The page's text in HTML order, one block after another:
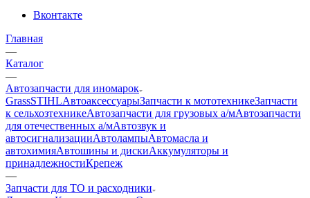
Вконтакте
Главная
—
Каталог
—
Автозапчасти для иномарок
GrassSTIHLАвтоаксессуарыЗапчасти к мототехникеЗапчасти
к сельхозтехникеАвтозапчасти для грузовых а/мАвтозапчасти
для отечественных а/мАвтозвук и
автосигнализацииАвтолампыАвтомасла и
автохимияАвтошины и дискиАккумуляторы и
принадлежностиКрепеж
—
Запчасти для ТО и расходники